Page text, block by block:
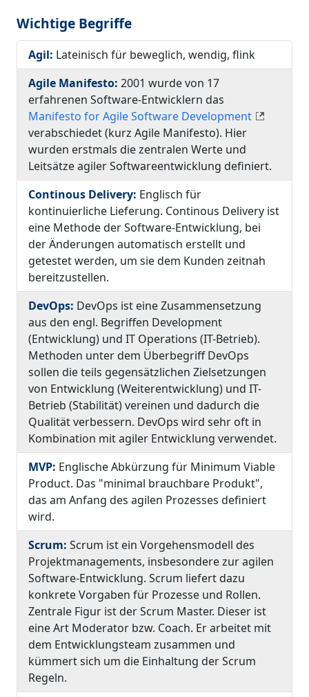
Wichtige Begriffe
Agil: Lateinisch für beweglich, wendig, flink
Agile Manifesto: 2001 wurde von 17
erfahrenen Software-Entwicklern das
Manifesto for AgileSoftware Development
verabschiedet (kurz Agile Manifesto). Hier
wurden erstmals die zentralen Werte und
Leitsätze agiler Softwareentwicklung definiert.
Continous Delivery: Englisch für
kontinuierliche Lieferung. Continous Delivery ist
eine Methode der Software-Entwicklung, bei
der Änderungen automatisch erstellt und
getestet werden, um sie dem Kunden zeitnah
bereitzustellen.
DevOps: DevOps ist eine Zusammensetzung
aus den engl. Begriffen Development
(Entwicklung) und IT Operations (IT-Betrieb).
Methoden unter dem Überbegriff DevOps
sollen die teils gegensätzlichen Zielsetzungen
von Entwicklung (Weiterentwicklung) und IT-
Betrieb (Stabilität) vereinen und dadurch die
Qualität verbessern. DevOps wird sehr oft in
Kombination mit agiler Entwicklung verwendet.
MVP: Englische Abkürzung für Minimum Viable
Product. Das "minimal brauchbare Produkt",
das am Anfang des agilen Prozesses definiert
wird.
Scrum: Scrum ist ein Vorgehensmodell des
Projektmanagements, insbesondere zur agilen
Software-Entwicklung. Scrum liefert dazu
konkrete Vorgaben für Prozesse und Rollen.
Zentrale Figur ist der Scrum Master. Dieser ist
eine Art Moderator bzw. Coach. Er arbeitet mit
dem Entwicklungsteam zusammen und
kümmert sich um die Einhaltung der Scrum
Regeln.